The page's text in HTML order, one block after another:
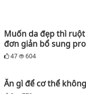
Muốn da đẹp thì
đơn giản bổ sung
47 604
Ăn gì để cơ thể